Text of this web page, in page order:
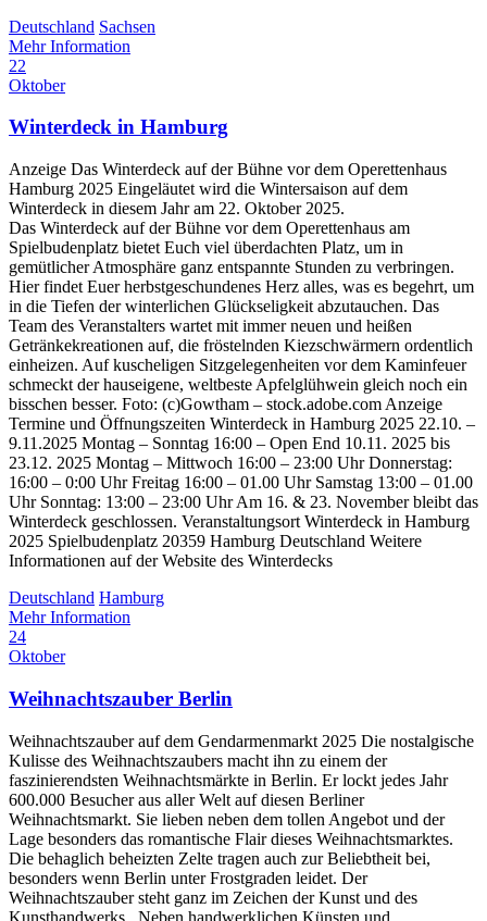
Deutschland Sachsen
Mehr Information
22
Oktober
Winterdeck in Hamburg
Anzeige Das Winterdeck auf der Bühne vor dem Operettenhaus
Hamburg 2025 Eingeläutet wird die Wintersaison auf dem
Winterdeck in diesem Jahr am 22. Oktober 2025.
Das Winterdeck auf der Bühne vor dem Operettenhaus am
Spielbudenplatz bietet Euch viel überdachten Platz, um in
gemütlicher Atmosphäre ganz entspannte Stunden zu verbringen.
Hier findet Euer herbstgeschundenes Herz alles, was es begehrt, um
in die Tiefen der winterlichen Glückseligkeit abzutauchen. Das
Team des Veranstalters wartet mit immer neuen und heißen
Getränkekreationen auf, die fröstelnden Kiezschwärmern ordentlich
einheizen. Auf kuscheligen Sitzgelegenheiten vor dem Kaminfeuer
schmeckt der hauseigene, weltbeste Apfelglühwein gleich noch ein
bisschen besser. Foto: (c)Gowtham – stock.adobe.com Anzeige
Termine und Öffnungszeiten Winterdeck in Hamburg 2025 22.10. –
9.11.2025 Montag – Sonntag 16:00 – Open End 10.11. 2025 bis
23.12. 2025 Montag – Mittwoch 16:00 – 23:00 Uhr Donnerstag:
16:00 – 0:00 Uhr Freitag 16:00 – 01.00 Uhr Samstag 13:00 – 01.00
Uhr Sonntag: 13:00 – 23:00 Uhr Am 16. & 23. November bleibt das
Winterdeck geschlossen. Veranstaltungsort Winterdeck in Hamburg
2025 Spielbudenplatz 20359 Hamburg Deutschland Weitere
Informationen auf der Website des Winterdecks
Deutschland Hamburg
Mehr Information
24
Oktober
Weihnachtszauber Berlin
Weihnachtszauber auf dem Gendarmenmarkt 2025 Die nostalgische
Kulisse des Weihnachtszaubers macht ihn zu einem der
faszinierendsten Weihnachtsmärkte in Berlin. Er lockt jedes Jahr
600.000 Besucher aus aller Welt auf diesen Berliner
Weihnachtsmarkt. Sie lieben neben dem tollen Angebot und der
Lage besonders das romantische Flair dieses Weihnachtsmarktes.
Die behaglich beheizten Zelte tragen auch zur Beliebtheit bei,
besonders wenn Berlin unter Frostgraden leidet. Der
Weihnachtszauber steht ganz im Zeichen der Kunst und des
Kunsthandwerks. Neben handwerklichen Künsten und